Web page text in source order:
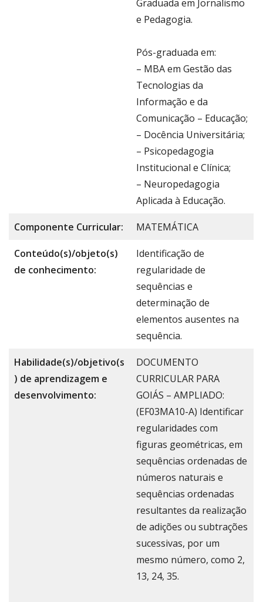
Graduada em Jornalismo
e Pedagogia.
Pós-graduada em:
– MBA em Gestão das
Tecnologias da
Informação e da
Comunicação – Educação;
– Docência Universitária;
– Psicopedagogia
Institucional e Clínica;
– Neuropedagogia
Aplicada à Educação.
Componente Curricular: MATEMÁTICA
Conteúdo(s)/objeto(s)
de conhecimento:
Identificação de
regularidade de
sequências e
determinação de
elementos ausentes na
sequência.
Habilidade(s)/objetivo(s
) de aprendizagem e
desenvolvimento:
DOCUMENTO
CURRICULAR PARA
GOIÁS – AMPLIADO:
(EF03MA10-A) Identificar
regularidades com
figuras geométricas, em
sequências ordenadas de
números naturais e
sequências ordenadas
resultantes da realização
de adições ou subtrações
sucessivas, por um
mesmo número, como 2,
13, 24, 35.